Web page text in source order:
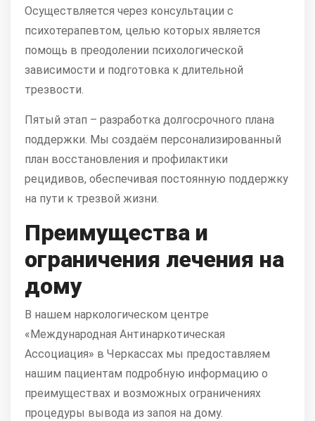
Осуществляется через консультации с
психотерапевтом, целью которых является
помощь в преодолении психологической
зависимости и подготовка к длительной
трезвости.
Пятый этап – разработка долгосрочного плана
поддержки. Мы создаём персонализированный
план восстановления и профилактики
рецидивов, обеспечивая постоянную поддержку
на пути к трезвой жизни.
Преимущества и
ограничения лечения на
дому
В нашем наркологическом центре
«Международная Антинаркотическая
Ассоциация» в Черкассах мы предоставляем
нашим пациентам подробную информацию о
преимуществах и возможных ограничениях
процедуры вывода из запоя на дому.